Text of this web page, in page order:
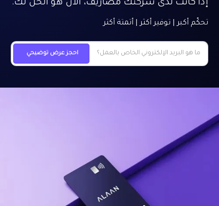
إذا كانت لدى شركتك مصاريف، آلان هو الحل لك.
تحكّم أكبر | توفير أكثر | أتمتة أكثر